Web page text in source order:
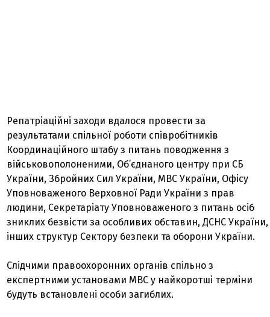
Репатріаційні заходи вдалося провести за
результатами спільної роботи співробітників
Координаційного штабу з питань поводження з
військовополоненими, Об’єднаного центру при СБ
України, Збройних Сил України, МВС України, Офісу
Уповноваженого Верховної Ради України з прав
людини, Секретаріату Уповноваженого з питань осіб
зниклих безвісти за особливих обставин, ДСНС України,
інших структур Сектору безпеки та оборони України.
Слідчими правоохоронних органів спільно з
експертними установами МВС у найкоротші терміни
будуть встановлені особи загиблих.